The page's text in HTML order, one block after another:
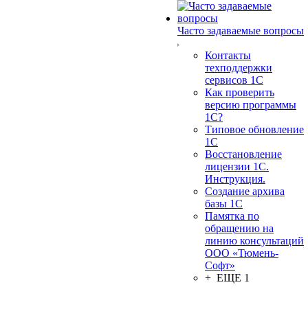
Часто задаваемые вопросы
Контакты
техподдержки
сервисов 1С
Как проверить
версию программы
1С?
Типовое обновление
1С
Восстановление
лицензии 1С.
Инструкция.
Создание архива
базы 1С
Памятка по
обращению на
линию консультаций
ООО «Тюмень-
Софт»
+ ЕЩЕ 1